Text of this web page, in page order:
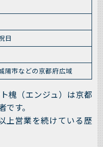
日
陽市などの京都府広域
槐（エンジュ）は京都
す。
上営業を続けている歴